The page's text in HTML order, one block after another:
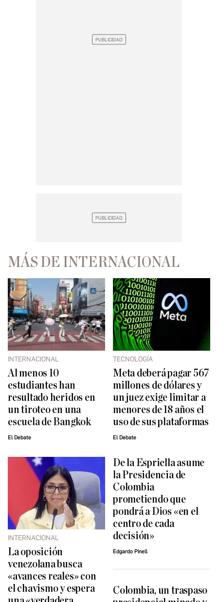
MÁS DE INTERNACIONAL
INTERNACIONAL
Al menos 10
estudiantes han
resultado heridos en
un tiroteo en una
escuela de Bangkok
El Debate
TECNOLOGÍA
Meta deberá pagar 567
millones de dólares y
un juez exige limitar a
menores de 18 años el
uso de sus plataformas
El Debate
INTERNACIONAL
La oposición
venezolana busca
«avances reales» con
el chavismo y espera
De la Espriella asume
la Presidencia de
Colombia
prometiendo que
pondrá a Dios «en el
centro de cada
decisión»
Edgardo Pinell
Colombia, un traspaso